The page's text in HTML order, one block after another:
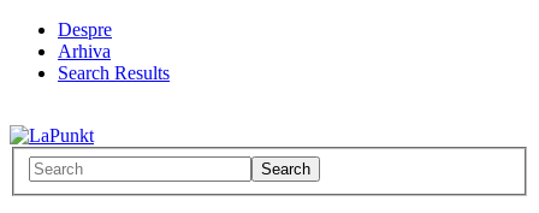
Despre
Arhiva
Search Results